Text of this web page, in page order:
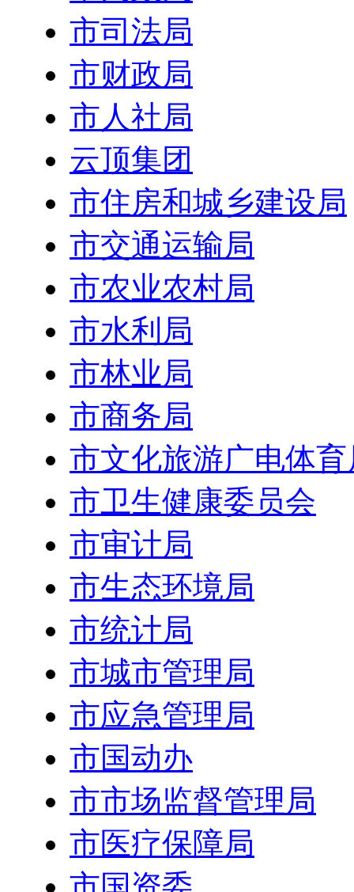
市司法局
市财政局
市人社局
云顶集团
市住房和城乡建设局
市交通运输局
市农业农村局
市水利局
市林业局
市商务局
市文化旅游广电体育
市卫生健康委员会
市审计局
市生态环境局
市统计局
市城市管理局
市应急管理局
市国动办
市市场监督管理局
市医疗保障局